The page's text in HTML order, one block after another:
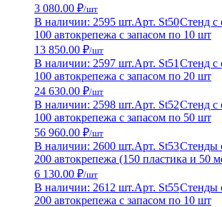
3 080.00 ₽/шт
В наличии: 2595 шт.Арт. St50Стенд
100 автокрепежа с запасом по 10 шт
13 850.00 ₽/шт
В наличии: 2597 шт.Арт. St51 Стенд
100 автокрепежа с запасом по 20 шт
24 630.00 ₽/шт
В наличии: 2598 шт.Арт. St52Стенд
100 автокрепежа с запасом по 50 шт
56 960.00 ₽/шт
В наличии: 2600 шт.Арт. St53Стенды
200 автокрепежа (150 пластика и 50
6 130.00 ₽/шт
В наличии: 2612 шт.Арт. St55Стенды
200 автокрепежа с запасом по 10 шт